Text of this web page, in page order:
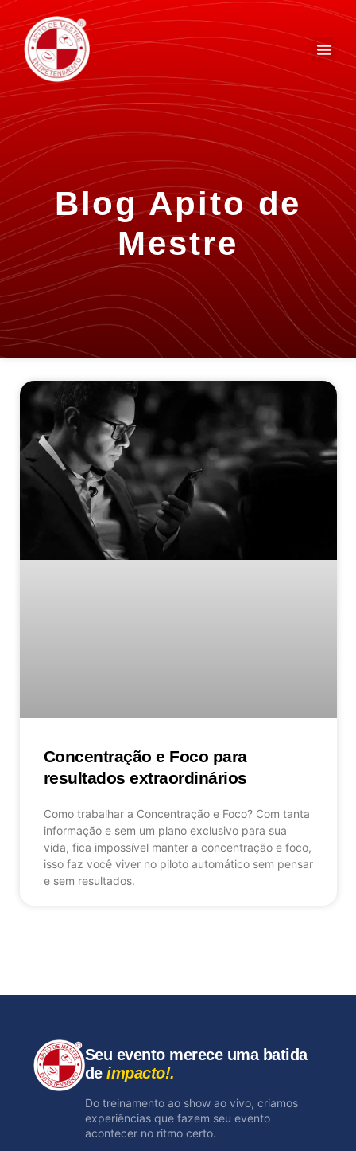
Blog Apito de
Mestre
Concentração e Foco para
resultados extraordinários
Como trabalhar a Concentração e Foco? Com tanta
informação e sem um plano exclusivo para sua
vida, fica impossível manter a concentração e foco,
isso faz você viver no piloto automático sem pensar
e sem resultados.
Seu evento merece uma batida
deimpacto!.
Do treinamento ao show ao vivo, criamos
experiências que fazem seu evento
acontecer no ritmo certo.